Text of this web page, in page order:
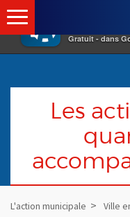
×
Gratuit - dans
Les
L'action municipale Ville